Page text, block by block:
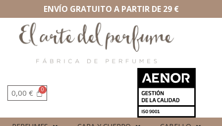
ENVÍO GRATUITO A PARTIR DE 29 €
0,00 €